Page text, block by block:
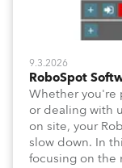
9.3.2026
RoboSpot
Whether you're
or dealing with
on site, your
slow down. In
focusing on the